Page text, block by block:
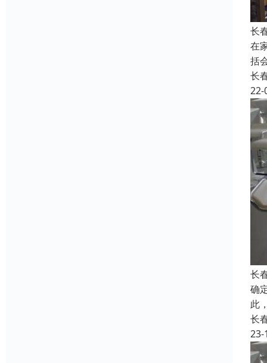
长
在
括
长
22-
长
确
此
长
23-